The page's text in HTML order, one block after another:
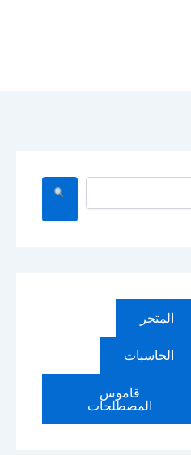
المتجر
الحاسبات
قاموس
المصطلحات